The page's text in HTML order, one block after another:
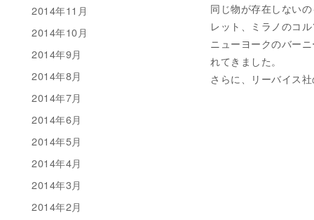
同じ物が存在しない
レット、ミラノのコ
ニューヨークのバー
れてきました。
さらに、リーバイス
2014年11月
2014年10月
2014年9月
2014年8月
2014年7月
2014年6月
2014年5月
2014年4月
2014年3月
2014年2月